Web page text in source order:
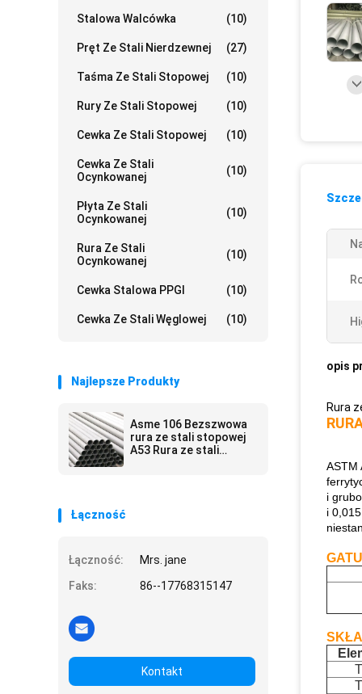
Stalowa Walcówka (10)
Pręt Ze Stali Nierdzewnej (27)
Taśma Ze Stali Stopowej (10)
Rury Ze Stali Stopowej (10)
Cewka Ze Stali Stopowej (10)
Cewka Ze Stali
Ocynkowanej
(10)
Płyta Ze Stali
Ocynkowanej
(10)
Rura Ze Stali
Ocynkowanej
(10)
Cewka Stalowa PPGI (10)
Cewka Ze Stali Węglowej (10)
Najlepsze Produkty
Asme 106 Bezszwowa
rura ze stali stopowej
A53 Rura ze stali
Łączność
Łączność:
Mrs. jane
Faks:
86--17768315147
Kontakt
opis
Rura
ASTM
i
i